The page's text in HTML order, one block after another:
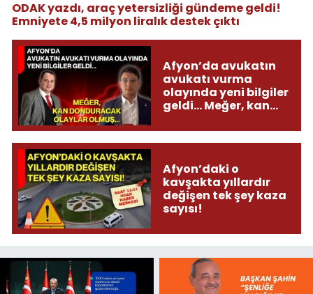
ODAK yazdı, araç yetersizliği gündeme geldi!
Emniyete 4,5 milyon liralık destek çıktı
Afyon’da avukatın
avukatı vurma
olayında yeni bilgiler
geldi... Meğer, kan
olmuş...
Afyon’daki o
kavşakta yıllardır
değişen tek şey kaza
sayısı!